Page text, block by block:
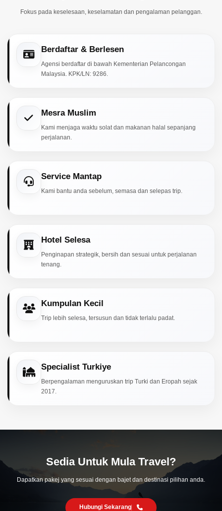
Fokus pada keselesaan, keselamatan dan pengalaman pelanggan.
Berdaftar & Berlesen
Agensi berdaftar di bawah Kementerian Pelancongan
Malaysia. KPK/LN: 9286.
Mesra Muslim
Kami menjaga waktu solat dan makanan halal sepanjang
perjalanan.
Service Mantap
Kami bantu anda sebelum, semasa dan selepas trip.
Hotel Selesa
Penginapan strategik, bersih dan sesuai untuk perjalanan
tenang.
Kumpulan Kecil
Trip lebih selesa, tersusun dan tidak terlalu padat.
Specialist Turkiye
Berpengalaman menguruskan trip Turki dan Eropah sejak
2017.
Sedia Untuk Mula Travel?
Dapatkan pakej yang sesuai dengan bajet dan destinasi pilihan anda.
Hubungi Sekarang